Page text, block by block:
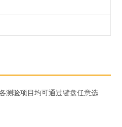
测验项目均可通过键盘任意选